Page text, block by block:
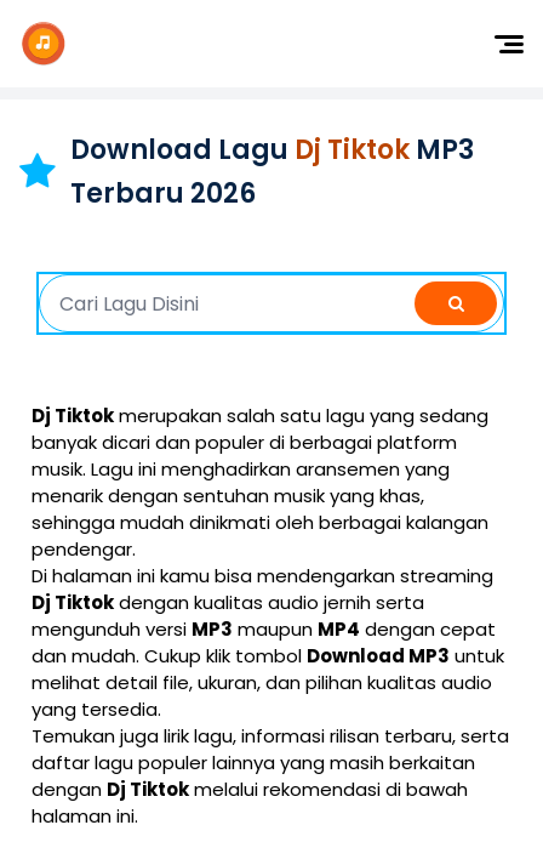
Dangdut
Barat
Download Lagu Dj Tiktok MP3
Terbaru 2026
Dj Tiktokmerupakan salah satu lagu yang sedang
banyak dicari dan populer di berbagai platform
musik. Lagu ini menghadirkan aransemen yang
menarik dengan sentuhan musik yang khas,
sehingga mudah dinikmati oleh berbagai kalangan
pendengar.
Di halaman ini kamu bisa mendengarkan streaming
Dj Tiktokdengan kualitas audio jernih serta
mengunduh versi MP3 maupun MP4 dengan cepat
dan mudah. Cukup klik tombol Download MP3 untuk
melihat detail file, ukuran, dan pilihan kualitas audio
yang tersedia.
Temukan juga lirik lagu, informasi rilisan terbaru, serta
daftar lagu populer lainnya yang masih berkaitan
dengan Dj Tiktokmelalui rekomendasi di bawah
halaman ini.